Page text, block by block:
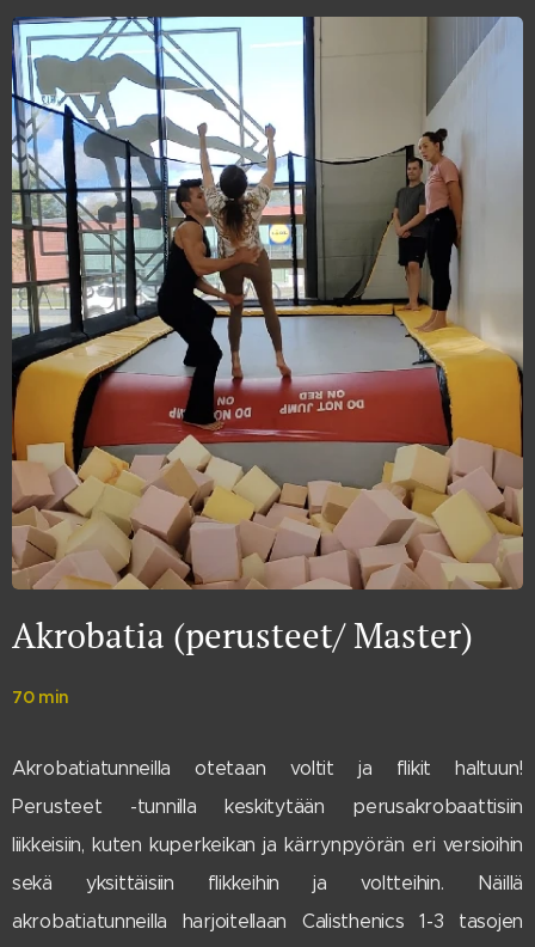
Akrobatia (perusteet/ Master)
70 min
Akrobatiatunneilla otetaan voltit ja flikit haltuun!
Perusteet -tunnilla keskitytään perusakrobaattisiin
liikkeisiin, kuten kuperkeikan ja kärrynpyörän eri versioihin
sekä yksittäisiin flikkeihin ja voltteihin. Näillä
akrobatiatunneilla harjoitellaan Calisthenics 1-3 tasojen